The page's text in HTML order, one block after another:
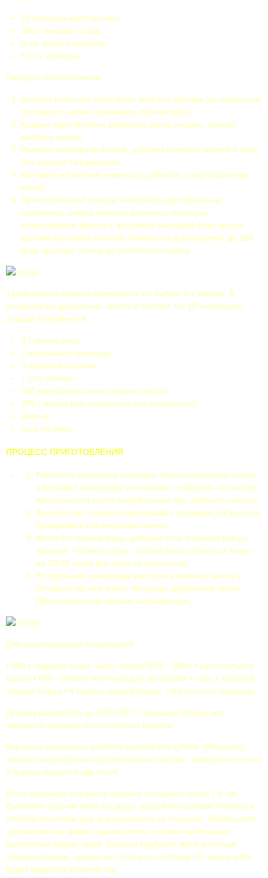
15 больших картофелин;
200 г твердого сыра;
5 шт. яичных желтков;
5 ст.л. сметаны.
Процесс приготовления:
Хорошо вымытый картофель запечь в духовке до готовности
(готовность можно проверить зубочисткой);
Каждую картофелину разрезать вдоль надвое, ложкой
выбрать мякоть;
Размять картофель вилкой, добавив сметану, желтки и соль.
Все хорошо перемешать;
Натереть на мелкой терке сыр, добавить в картофельную
массу;
Приготовленной смесью наполнить картофельные
половинки, сверху нанести рисунок с помощью
кондитерского пресса с желаемой насадкой (или просто
красиво выложить вилкой). Поместить в разогретую до 250
град. духовку, запечь до золотистого цвета.
Такой гарнир отлично сочетается и с рыбой, и с мясом. А
готовится он достаточно просто и быстро. На 15 небольших
порций потребуется:
3 стакана риса;
2 небольших луковицы;
5 зубчиков чеснока;
7 ст.л. изюма;
300 миндальных или грецких орехов;
200 г масла (растительного или сливочного);
зелень;
соль по вкусу.
ПРОЦЕСС ПРИГОТОВЛЕНИЯ
Растопить несколько столовых ложек сливочного масла
в большой сковородке или казанке, обжарить на нем до
прозрачности мелко нарубленный лук, добавить чеснок;
Всыпать рис, хорошо перемешав с поджаристой массой.
Обжаривать его несколько минут;
Влить 6 стаканов воды, добавив соль и доведя всё до
кипения. Убавить огонь, оставив массу томиться минут
на 20-30 (пока вся вода не впитается);
В отдельной сковородке растопить немного масла и
обжарить на нем изюм, петрушку, рубленные орехи.
Приготовленной смесью заправить рис.
Для приготовления потребуется:
• 300 г твердого сыра, жирн. более 50% – 300 г • растительное
масло • 800 г мякоти телятины для запекания • соль • молотый
черный перец • 4 крупны картофелины. • 4 репчатые луковицы
Духовку разогрейте до 180-200°С. Большую форму для
запекания смажьте растительным маслом.
Картошку тщательно помойте щеткой или губкой. Обсушите,
смажьте картофелины растительным маслом, заверните плотно
в фольгу (можно в два слоя).
Мясо порежьте широкими кусками толщиной около 1,5 см.
Выложите кусочки мяса на доску, накройте пищевой пленкой и
отбейте молотком для выравнивания по толщине. Переложите
кусочки мяса в форму одним слоем, оставив небольшое
расстояние между ними. Хорошо сдобрите мясо молотым
черным перцем, однако не солите его, потому что иначе мясо
будет выделять лишний сок.